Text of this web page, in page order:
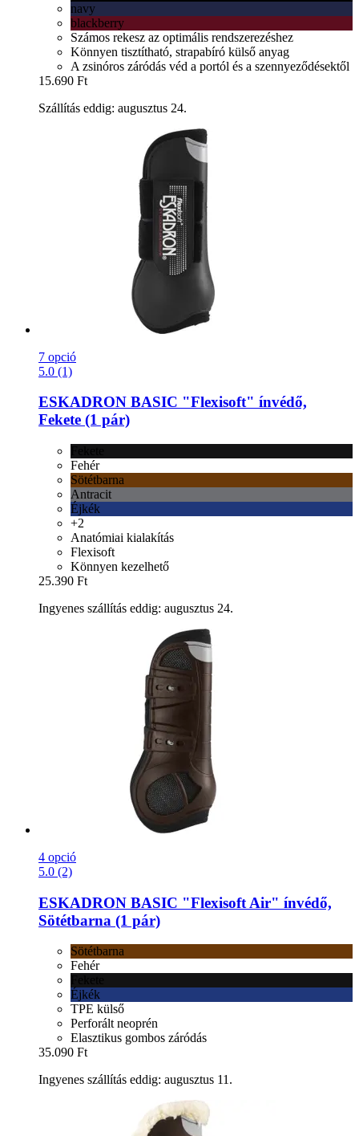
navy
blackberry
Számos rekesz az optimális rendszerezéshez
Könnyen tisztítható, strapabíró külső anyag
A zsinóros záródás véd a portól és a szennyeződésektől
15.690 Ft
Szállítás eddig: augusztus 24.
7 opció
5.0 (1)
ESKADRON BASIC "Flexisoft" ínvédő,
Fekete (1 pár)
Fehér
Sötétbarna
Antracit
Éjkék
+2
Anatómiai kialakítás
Flexisoft
Könnyen kezelhető
25.390 Ft
Ingyenes szállítás eddig: augusztus 24.
4 opció
5.0 (2)
ESKADRON BASIC "Flexisoft Air" ínvédő,
Sötétbarna (1 pár)
Sötétbarna
Fehér
Éjkék
TPE külső
Perforált neoprén
Elasztikus gombos záródás
35.090 Ft
Ingyenes szállítás eddig: augusztus 11.